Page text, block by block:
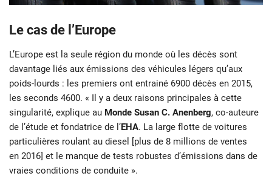
Le cas de l’Europe
L’Europe est la seule région du monde où les décès sont
davantage liés aux émissions des véhicules légers qu’aux
poids-lourds : les premiers ont entrainé 6900 décès en 2015,
les seconds 4600. « Il y a deux raisons principales à cette
singularité, explique au Monde Susan C. Anenberg, co-auteure
de l’étude et fondatrice de l’EHA. La large flotte de voitures
particulières roulant au diesel [plus de 8 millions de ventes
en 2016] et le manque de tests robustes d’émissions dans de
vraies conditions de conduite ».